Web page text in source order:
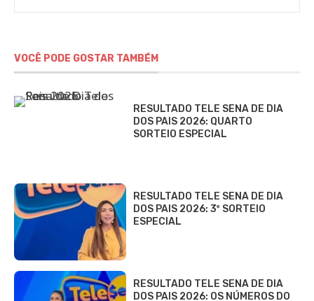
VOCÊ PODE GOSTAR TAMBÉM
RESULTADO TELE SENA DE DIA
DOS PAIS 2026: QUARTO
SORTEIO ESPECIAL
RESULTADO TELE SENA DE DIA
DOS PAIS 2026: 3º SORTEIO
ESPECIAL
RESULTADO TELE SENA DE DIA
DOS PAIS 2026: OS NÚMEROS DO